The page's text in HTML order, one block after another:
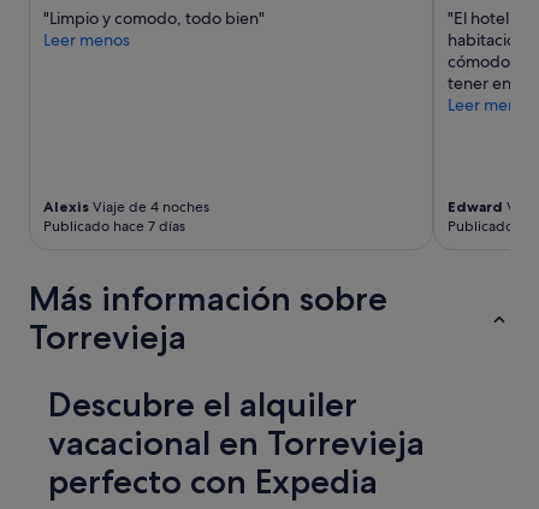
"Limpio y comodo, todo bien"
Leer menos
Alexis Viaje de 4 noches
Publicado hace 7 días
"El hotel
cómodos,
tener en un
Leer menos
Edward
Publicado
Más información sobre
Torrevieja
Descubre el alquiler
vacacional en Torrevieja
perfecto con Expedia